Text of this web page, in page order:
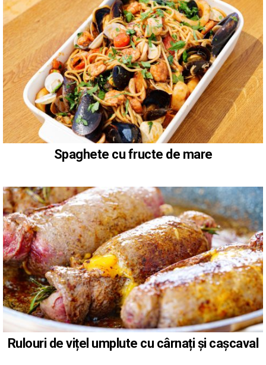
Spaghete cu fructe de mare
Rulouri de vițel umplute cu cârnați și cașcaval